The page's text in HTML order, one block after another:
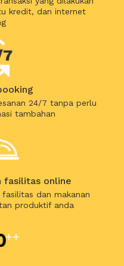
kredit, dan internet
24/7 tanpa perlu
tambahan
fasilitas online
dan makanan
produktif anda